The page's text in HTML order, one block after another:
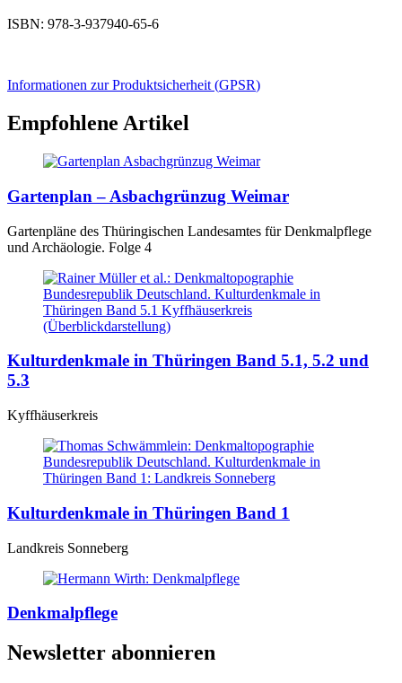
ISBN: 978-3-937940-65-6
Informationen zur Produktsicherheit (GPSR)
Empfohlene Artikel
Gartenplan – Asbachgrünzug Weimar
Gartenpläne des Thüringischen Landesamtes für Denkmalpflege
und Archäologie. Folge 4
Kulturdenkmale in Thüringen Band 5.1, 5.2 und
5.3
Kyffhäuserkreis
Kulturdenkmale in Thüringen Band 1
Landkreis Sonneberg
Denkmalpflege
Newsletter abonnieren